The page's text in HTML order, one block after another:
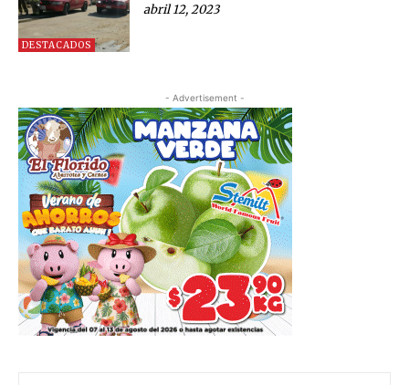
DESTACADOS
abril 12, 2023
- Advertisement -